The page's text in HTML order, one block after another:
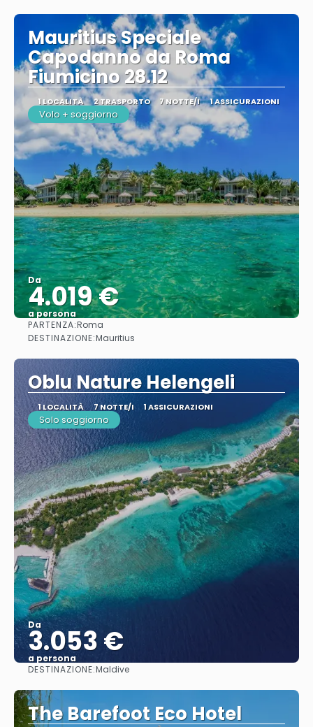
Mauritius Speciale
Capodanno da Roma
Fiumicino 28.12
1 LOCALITÀ 2 TRASPORTO 7 NOTTE/I 1 ASSICURAZIONI
Volo + soggiorno
Da
4.019 €
a persona
PARTENZA:Roma
DESTINAZIONE:Mauritius
Oblu Nature Helengeli
1 LOCALITÀ 7 NOTTE/I 1 ASSICURAZIONI
Solo soggiorno
Da
3.053 €
a persona
DESTINAZIONE:Maldive
The Barefoot Eco Hotel